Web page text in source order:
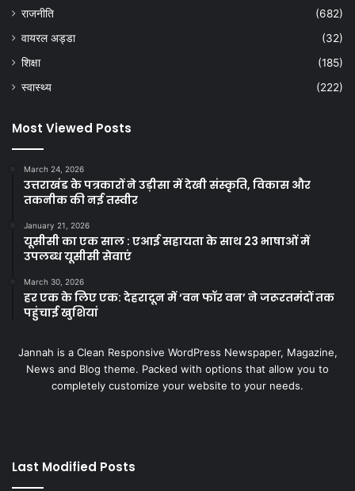
राजनीति
(682)
वायरल अड्डा
(32)
शिक्षा
(185)
स्वास्थ्य
(222)
Most Viewed Posts
March 24, 2026
उत्तराखंड के पत्रकारों ने उड़ीसा में देखी संस्कृति, विकास और
तकनीक की नई तस्वीर
January 21, 2026
यूसीसी का एक साल : एआई सहायता के साथ 23 भाषाओं में
उपलब्ध यूसीसी सेवाएं
March 30, 2026
हर एक के लिए एक: देहरादून में ‘वन फॉर वन’ ने जरूरतमंदों तक
पहुंचाई खुशियां
Jannah is a Clean Responsive WordPress Newspaper, Magazine,
News and Blog theme. Packed with options that allow you to
completely customize your website to your needs.
Last Modified Posts